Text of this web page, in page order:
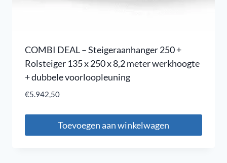
COMBI DEAL – Steigeraanhanger 250 +
Rolsteiger 135 x 250 x 8,2 meter werkhoogte
+ dubbele voorloopleuning
€5.942,50
Toevoegen aan winkelwagen